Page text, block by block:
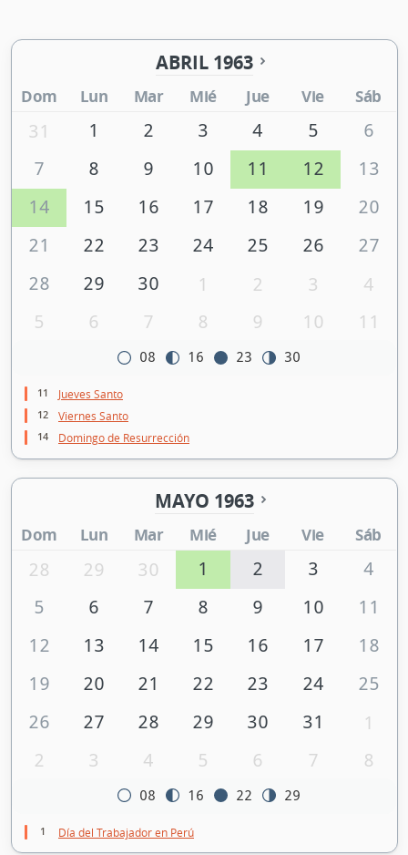
ABRIL 1963
Dom Lun Mar Mié Jue Vie Sáb
31 1 2 3 4 5
6
7
8 9 10 11 12
13
14
15 16 17 18 19
20
21
22 23 24 25 26
27
28
29 30 1 2 3
4
5
6 7 8 9 10 11
08 16 23 30
11 Jueves Santo
12 Viernes Santo
14 Domingo de Resurrección
MAYO 1963
Dom Lun Mar Mié Jue Vie Sáb
28 29 30 1 2 3
4
5
6 7 8 9 10
11
12
13 14 15 16 17
18
19
20 21 22 23 24
25
26
27 28 29 30 31
1
2
3 4 5 6 7 8
08 16 22 29
1 Día del Trabajador en Perú